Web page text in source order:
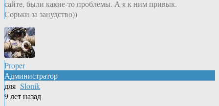
сайте, были какие-то проблемы. А я к ним привык.
Сорьки за занудство))
Proper
Администратор
для Slonik
9 лет назад